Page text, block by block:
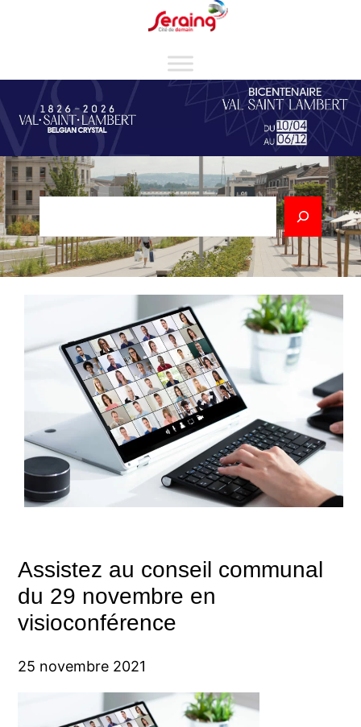
Rechercher
Assistez au conseil communal
du 29 novembre en
visioconférence
25 novembre 2021
Cookies management panel